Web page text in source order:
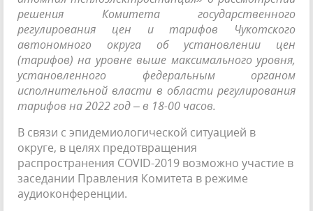
решения Комитета государственного
регулирования цен и тарифов Чукотского
автономного округа об установлении цен
(тарифов) на уровне выше максимального уровня,
установленного федеральным органом
исполнительной власти в области регулирования
тарифов на 2022 год – в 18-00 часов.
В связи с эпидемиологической ситуацией в
округе, в целях предотвращения
распространения COVID-2019 возможно участие в
заседании Правления Комитета в режиме
аудиоконференции.